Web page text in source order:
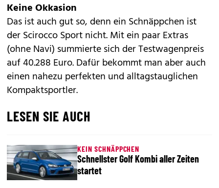
Keine Okkasion
Das ist auch gut so, denn ein Schnäppchen ist
der Scirocco Sport nicht. Mit ein paar Extras
(ohne Navi) summierte sich der Testwagenpreis
auf 40.288 Euro. Dafür bekommt man aber auch
einen nahezu perfekten und alltagstauglichen
Kompaktsportler.
LESEN SIE AUCH
KEIN SCHNÄPPCHEN
Schnellster Golf Kombi aller Zeiten
startet